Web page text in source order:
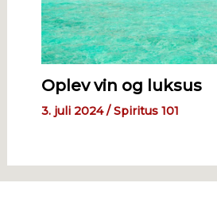
Oplev vin og luksus
3. juli 2024/Spiritus 101